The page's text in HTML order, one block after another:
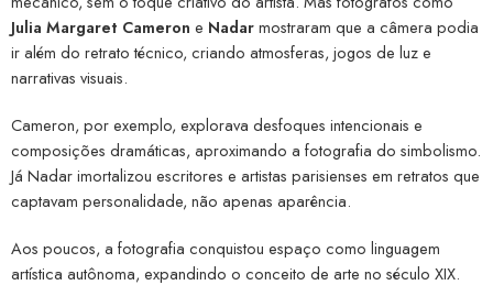
Julia Margaret Cameron e Nadarmostraram que a câmera podia
ir além do retrato técnico, criando atmosferas, jogos de luz e
narrativas visuais.
Cameron, por exemplo, explorava desfoques intencionais e
composições dramáticas, aproximando a fotografia do simbolismo.
Já Nadar imortalizou escritores e artistas parisienses em retratos que
captavam personalidade, não apenas aparência.
Aos poucos, a fotografia conquistou espaço como linguagem
artística autônoma, expandindo o conceito de arte no século XIX.